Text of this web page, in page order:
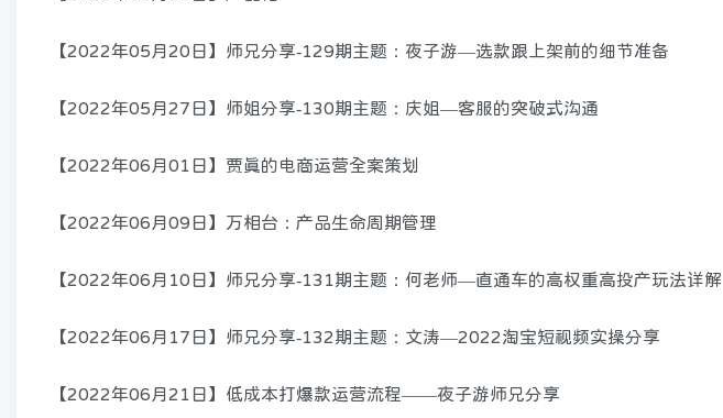
【2022年05月20日】师兄分享-129期主题：夜子游—选款跟上架前的细节准备
【2022年05月27日】师姐分享-130期主题：庆姐—客服的突破式沟通
【2022年06月01日】贾真的电商运营全案策划
【2022年06月09日】万相台：产品生命周期管理
【2022年06月10日】师兄分享-131期主题：何老师—直通车的高权重高投产玩法详解
【2022年06月17日】师兄分享-132期主题：文涛—2022淘宝短视频实操分享
【2022年06月21日】低成本打爆款运营流程——夜子游师兄分享